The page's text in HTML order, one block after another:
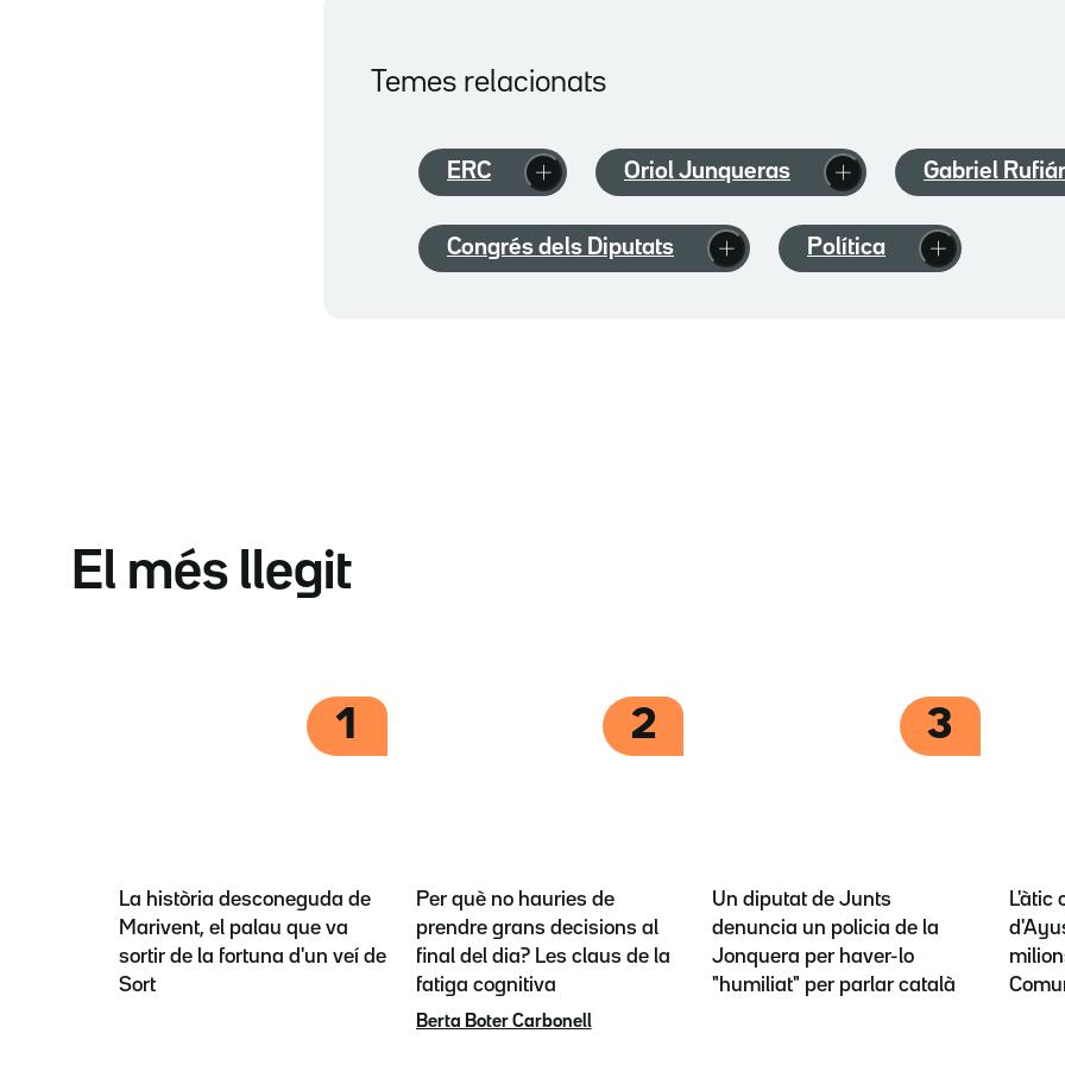
Temes relacionats
ERC Oriol Junqueras Gabriel
Congrés dels Diputats Política
El més llegit
1
La història desconeguda de
Marivent, el palau que va
sortir de la fortuna d'un veí de
Sort
2
Per què no hauries de
prendre grans decisions al
final del dia? Les claus de la
fatiga cognitiva
Berta Boter Carbonell
3
Un diputat de Junts
denuncia un policia de la
Jonquera per haver-lo
"humiliat" per parlar català
L'àtic